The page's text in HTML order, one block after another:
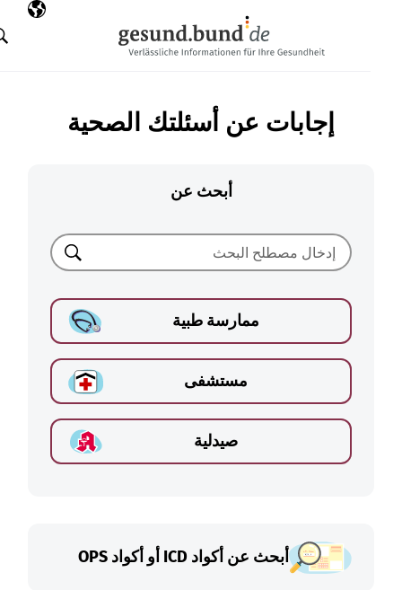
اللغة
البحث
إجابات عن أسئلتك الصحية
أبحث عن
ممارسة طبية
مستشفى
صيدلية
أبحث عن أكواد ICD أو أكواد OPS